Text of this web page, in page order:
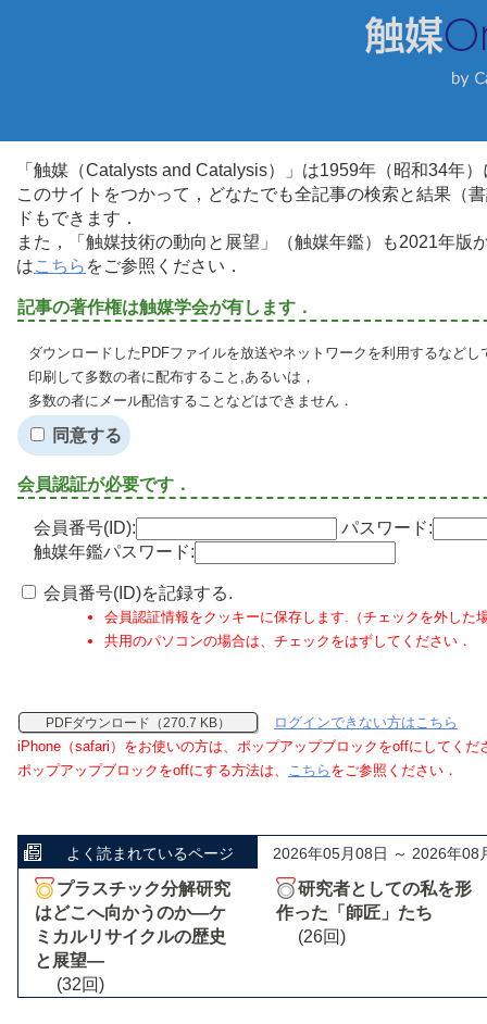
「触媒（Catalysts and Catalysis）」は1959年（昭和34年
このサイトをつかって，どなたでも全記事の検索と結果（
ドもできます．
また，「触媒技術の動向と展望」（触媒年鑑）も2021年
はこちら をご参照ください．
記事の著作権は触媒学会が有します．
ダウンロードしたPDFファイルを放送やネットワークを利用するなど
印刷して多数の者に配布すること,あるいは，
多数の者にメール配信することなどはできません．
同意する
会員認証が必要です．
会員番号(ID):
パスワード:
触媒年鑑パスワード:
会員番号(ID)を記録する.
会員認証情報をクッキーに保存します.（チェックを外した
共用のパソコンの場合は、チェックをはずしてください．
PDFダウンロード（270.7 KB）
ログインできない方はこちら
iPhone（safari）をお使いの方は、ポップアップブロックをoffにしてくだ
ポップアップブロックをoffにする方法は、 こちら をご参照ください．
よく読まれているページ 2026年05月08日 ～ 2026年08
プラスチック分解研究
はどこへ向かうのか―ケ
ミカルリサイクルの歴史
と展望―
(32回)
研究者としての私を形
作った「師匠」たち
(26回)